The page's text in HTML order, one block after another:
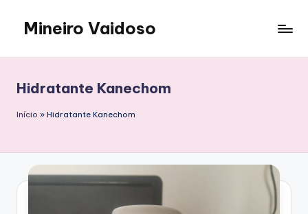
content
Mineiro Vaidoso
Autocuidado
e
Resenhas
Hidratante Kanechom
Início » Hidratante Kanechom